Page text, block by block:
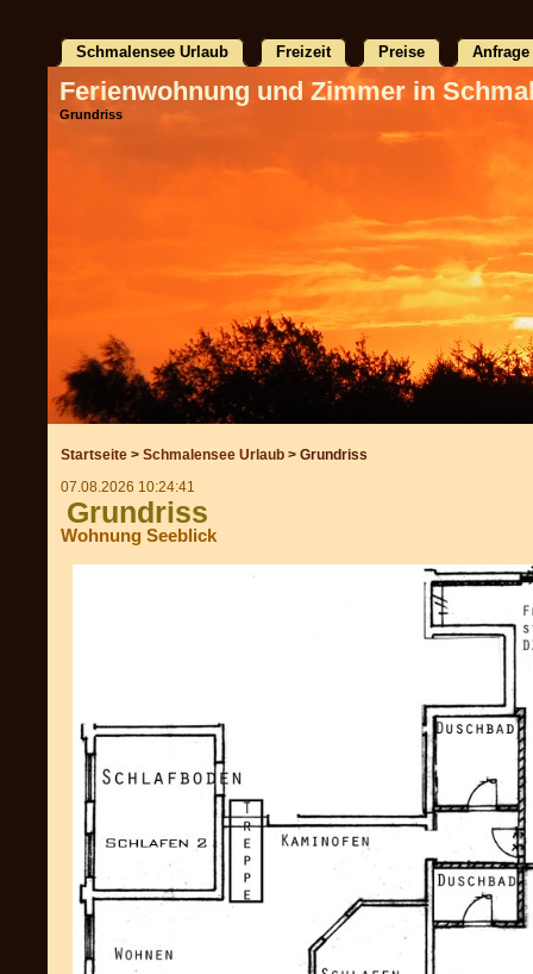
Schmalensee Urlaub Freizeit Preise Anfrage
Ferienwohnung und Zimmer in
Grundriss
Startseite > Schmalensee Urlaub > Grundriss
07.08.2026 10:24:41
Grundriss
Wohnung Seeblick